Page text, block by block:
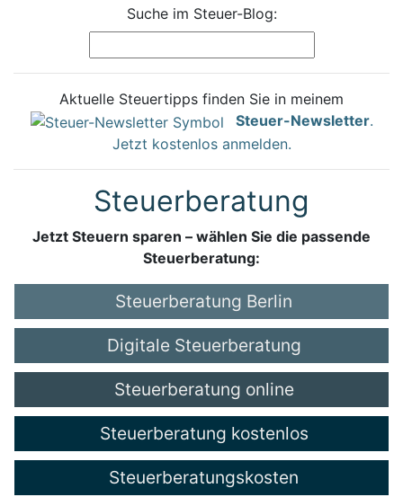
Suche im Steuer-Blog:
Aktuelle Steuertipps finden Sie in meinem
Steuer-Newsletter.
Jetzt kostenlos anmelden.
Steuerberatung
Jetzt Steuern sparen – wählen Sie die passende
Steuerberatung:
Steuerberatung Berlin
Digitale Steuerberatung
Steuerberatung online
Steuerberatung kostenlos
Steuerberatungskosten